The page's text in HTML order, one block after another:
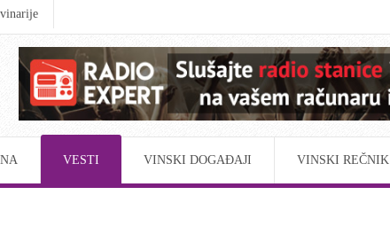
VESTI VINSKI DOGAĐAJI VINSKI REČNIK